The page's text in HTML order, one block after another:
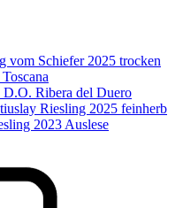
vom Schiefer 2025 trocken
D.O. Ribera del Duero
Riesling 2025 feinherb
2023 Auslese